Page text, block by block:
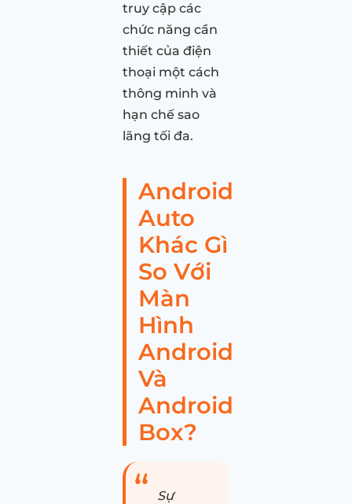
truy cập các
chức năng cần
thiết của điện
thoại một cách
thông minh và
hạn chế sao
lãng tối đa.
Android
Auto
Khác Gì
So Với
Màn
Hình
Android
Và
Android
Box?
Sự